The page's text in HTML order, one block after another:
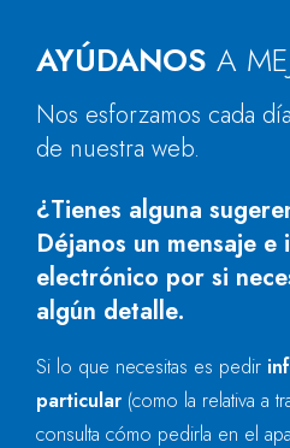
AYÚDANOS A
Nos esforzamos cada
de nuestra web.
¿Tienes alguna
Déjanos un mensaje
electrónico por si
algún detalle.
Si lo que necesitas es pedir
particular (como la relativa a
consulta cómo pedirla en el